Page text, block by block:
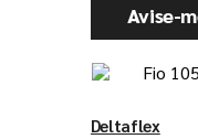
Avise-
Deltaflex